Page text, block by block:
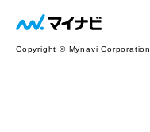
Copyright © Mynavi Corporation